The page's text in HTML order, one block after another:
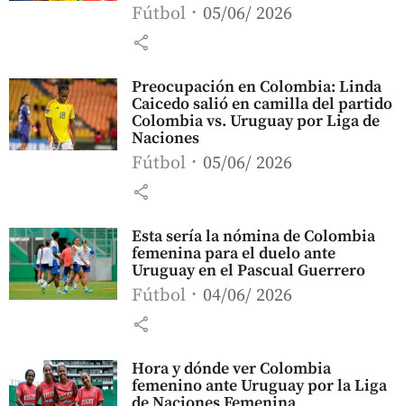
Fútbol 05/06/ 2026
share
Preocupación en Colombia: Linda
Caicedo salió en camilla del partido
Colombia vs. Uruguay por Liga de
Naciones
Fútbol 05/06/ 2026
share
Esta sería la nómina de Colombia
femenina para el duelo ante
Uruguay en el Pascual Guerrero
Fútbol 04/06/ 2026
share
Hora y dónde ver Colombia
femenino ante Uruguay por la Liga